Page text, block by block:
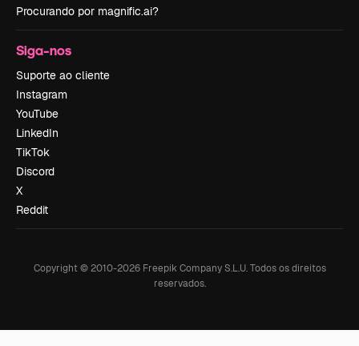
Procurando por magnific.ai?
Siga-nos
Suporte ao cliente
Instagram
YouTube
LinkedIn
TikTok
Discord
X
Reddit
Copyright © 2010-2026Freepik Company S.L.U. Todos os direitos
reservados.